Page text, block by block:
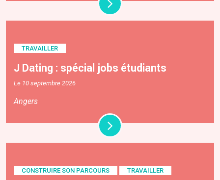
TRAVAILLER
J Dating : spécial jobs étudiants
Le 10 septembre 2026
Angers
CONSTRUIRE SON PARCOURS TRAVAILLER